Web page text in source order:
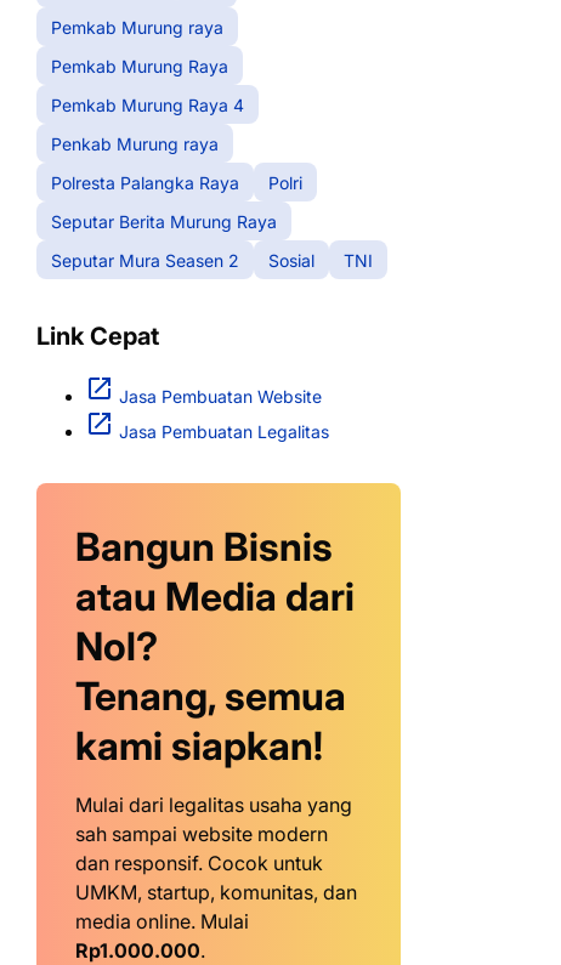
Pemkab Murung raya
Pemkab Murung Raya
Pemkab Murung Raya 4
Penkab Murung raya
Polresta Palangka Raya
Polri
Seputar Berita Murung Raya
Seputar Mura Seasen 2
Sosial TNI
Link Cepat
Jasa Pembuatan Website
Jasa Pembuatan Legalitas
Bangun Bisnis
atau Media dari
Nol?
Tenang, semua
kami siapkan!
Mulai dari legalitas usaha yang
sah sampai website modern
dan responsif. Cocok untuk
UMKM, startup, komunitas, dan
media online. Mulai
Rp1.000.000.